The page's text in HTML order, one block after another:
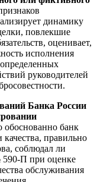
динамику
повлекшие
оценивает,
исполнения
руководителей
Банка России
обоснованно банк
правильно
соблюдал ли
П при оценке
обслуживания